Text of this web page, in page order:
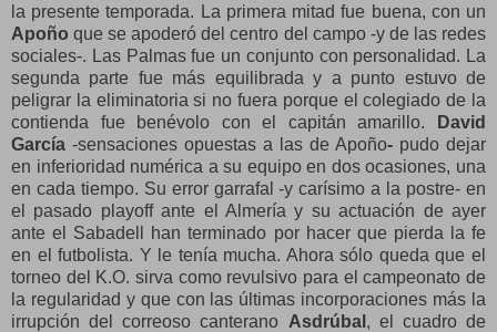
la presente temporada. La primera mitad fue buena, con un
Apoñoque se apoderó del centro del campo -y de las redes
sociales-. Las Palmas fue un conjunto con personalidad. La
segunda parte fue más equilibrada y a punto estuvo de
peligrar la eliminatoria si no fuera porque el colegiado de la
contienda fue benévolo con el capitán amarillo.
David
García -sensaciones opuestas a las de Apoño- pudo dejar
en inferioridad numérica a su equipo en dos ocasiones, una
en cada tiempo. Su error garrafal -y carísimo a la postre- en
el pasado playoff ante el Almería y su actuación de ayer
ante el Sabadell han terminado por hacer que pierda la fe
en el futbolista. Y le tenía mucha. Ahora sólo queda que el
torneo del K.O. sirva como revulsivo para el campeonato de
la regularidad y que con las últimas incorporaciones más la
irrupción del correoso canterano Asdrúbal , el cuadro de